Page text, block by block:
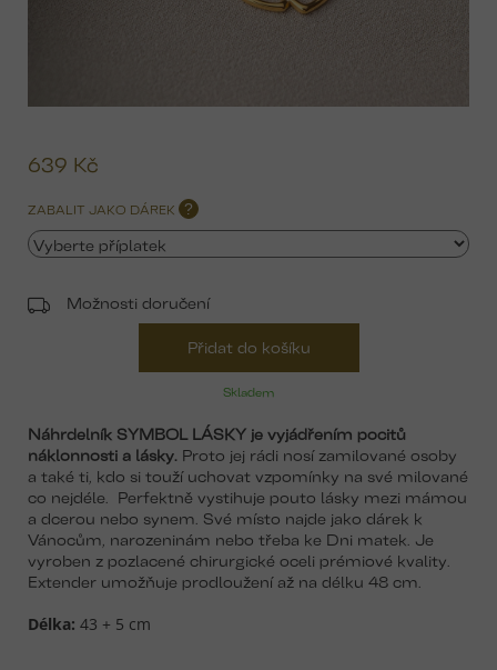
639 Kč
Skladem
ZABALIT JAKO DÁREK ?
Možnosti doručení
Přidat do košíku
Náhrdelník SYMBOL LÁSKY je vyjádřením pocitů
náklonnosti a lásky. Proto jej rádi nosí zamilované osoby
a také ti, kdo si touží uchovat vzpomínky na své milované
co nejdéle. Perfektně vystihuje pouto lásky mezi mámou
a dcerou nebo synem. Své místo najde jako dárek k
Vánocům, narozeninám nebo třeba ke Dni matek. Je
vyroben z pozlacené chirurgické oceli prémiové kvality.
Extender umožňuje prodloužení až na délku 48 cm.
Délka: 43 + 5 cm